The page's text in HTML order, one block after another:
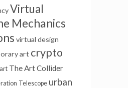
Virtual
Mechanics
virtual design
art crypto
The Art Collider
Telescope urban